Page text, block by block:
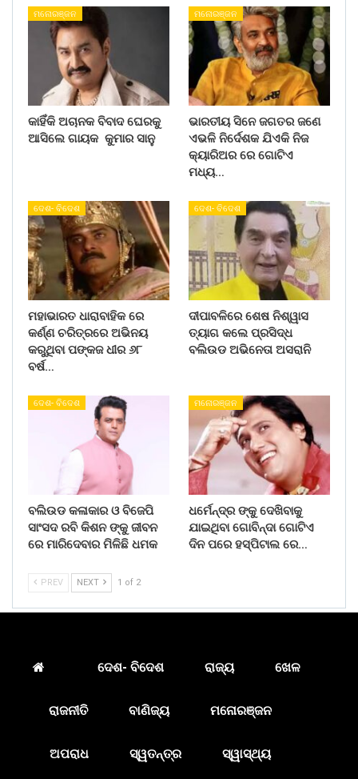
ମନୋରଞ୍ଜନ
କାହିଁକି ଅଚାନକ ବିବାଦ ଘେରକୁ
ଆସିଲେ ଗାୟକ କୁମାର ସାନୁ
ମନୋରଞ୍ଜନ
ଭାରତୀୟ ସିନେ ଜଗତର ଜଣେ
ଏଭଳି ନିର୍ଦେଶକ ଯିଏକି ନିଜ
କ୍ୟାରିଅର ରେ ଗୋଟିଏ
ମଧ୍ୟ…
ଦେଶ- ବିଦେଶ
ମହାଭାରତ ଧାରାବାହିକ ରେ
କର୍ଣ୍ଣ ଚରିତ୍ରରେ ଅଭିନୟ
କରୁଥିବା ପଙ୍କଜ ଧୀର ୬୮
ବର୍ଷ…
ଦେଶ- ବିଦେଶ
ଦୀପାବଳିରେ ଶେଷ ନିଶ୍ୱାସ
ତ୍ୟାଗ କଲେ ପ୍ରସିଦ୍ଧ
ବଲିଉଡ ଅଭିନେତା ଅସରାନି
ଦେଶ- ବିଦେଶ
ବଲିଉଡ କଳାକାର ଓ ବିଜେପି
ସାଂସଦ ରବି କିଶନ ଙ୍କୁ ଜୀବନ
ରେ ମାରିଦେବାର ମିଳିଛି ଧମକ
ମନୋରଞ୍ଜନ
ଧର୍ମେନ୍ଦ୍ର ଙ୍କୁ ଦେଖିବାକୁ
ଯାଇଥିବା ଗୋବିନ୍ଦା ଗୋଟିଏ
ଦିନ ପରେ ହସ୍ପିଟାଲ ରେ…
PREV NEXT 1 of 2
ଦେଶ- ବିଦେଶ ରାଜ୍ୟ ଖେଳ
ରାଜନୀତି ବାଣିଜ୍ୟ ମନୋରଞ୍ଜନ
ଅପରାଧ ସ୍ୱତନ୍ତ୍ର ସ୍ୱାସ୍ଥ୍ୟ